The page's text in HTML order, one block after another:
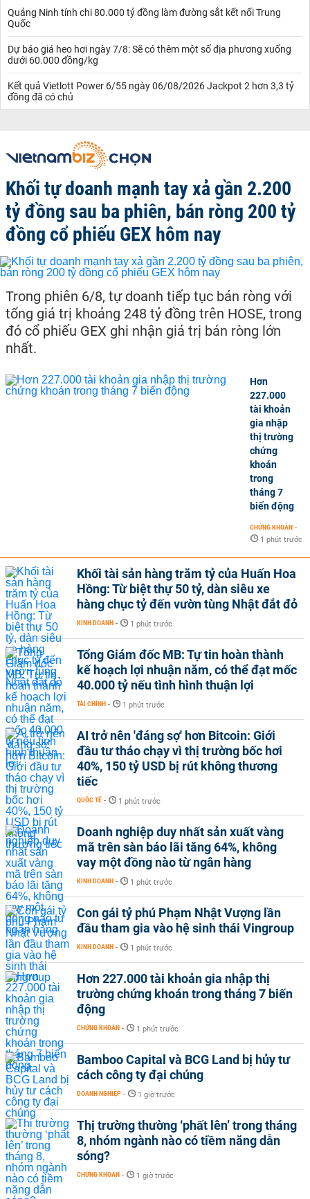
Quảng Ninh tính chi 80.000 tỷ đồng làm đường sắt kết nối Trung
Quốc
Dự báo giá heo hơi ngày 7/8: Sẽ có thêm một số địa phương xuống
dưới 60.000 đồng/kg
Kết quả Vietlott Power 6/55 ngày 06/08/2026 Jackpot 2 hơn 3,3 tỷ
đồng đã có chủ
Khối tự doanh mạnh tay xả gần 2.200
tỷ đồng sau ba phiên, bán ròng 200 tỷ
đồng cổ phiếu GEX hôm nay
Trong phiên 6/8, tự doanh tiếp tục bán ròng với
tổng giá trị khoảng 248 tỷ đồng trên HOSE, trong
đó cổ phiếu GEX ghi nhận giá trị bán ròng lớn
nhất.
Hơn
227.000
tài khoản
gia nhập
thị trường
chứng
khoán
trong
tháng 7
biến động
CHỨNG KHOÁN -
1 phút trước
Khối tài sản hàng trăm tỷ của Huấn Hoa
Hồng: Từ biệt thự 50 tỷ, dàn siêu xe
hàng chục tỷ đến vườn tùng Nhật đắt đỏ
KINH DOANH - 1 phút trước
Tổng Giám đốc MB: Tự tin hoàn thành
kế hoạch lợi nhuận năm, có thể đạt mốc
40.000 tỷ nếu tình hình thuận lợi
TÀI CHÍNH - 1 phút trước
AI trở nên 'đáng sợ' hơn Bitcoin: Giới
đầu tư tháo chạy vì thị trường bốc hơi
40%, 150 tỷ USD bị rút không thương
tiếc
QUỐC TẾ - 1 phút trước
Doanh nghiệp duy nhất sản xuất vàng
mã trên sàn báo lãi tăng 64%, không
vay một đồng nào từ ngân hàng
KINH DOANH - 1 phút trước
Con gái tỷ phú Phạm Nhật Vượng lần
đầu tham gia vào hệ sinh thái Vingroup
KINH DOANH - 1 phút trước
Hơn 227.000 tài khoản gia nhập thị
trường chứng khoán trong tháng 7 biến
động
CHỨNG KHOÁN - 1 phút trước
Bamboo Capital và BCG Land bị hủy tư
cách công ty đại chúng
DOANH NGHIỆP - 1 giờ trước
Thị trường thường ‘phất lên’ trong tháng
8, nhóm ngành nào có tiềm năng dẫn
sóng?
CHỨNG KHOÁN - 1 giờ trước